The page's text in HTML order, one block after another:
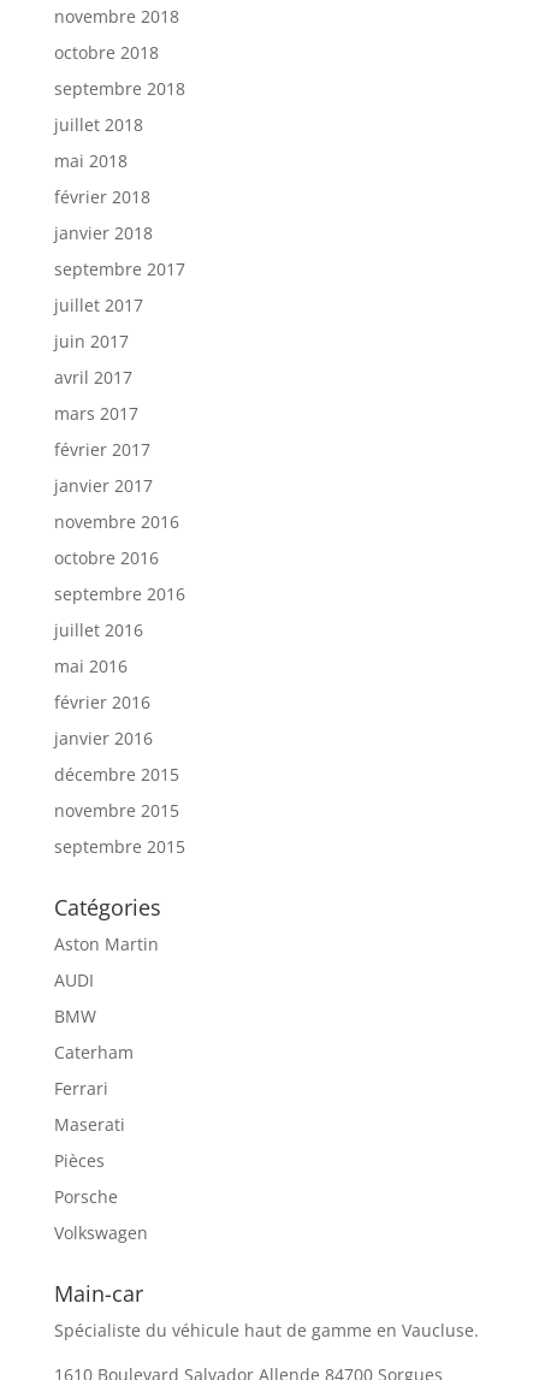
novembre 2018
octobre 2018
septembre 2018
juillet 2018
mai 2018
février 2018
janvier 2018
septembre 2017
juillet 2017
juin 2017
avril 2017
mars 2017
février 2017
janvier 2017
novembre 2016
octobre 2016
septembre 2016
juillet 2016
mai 2016
février 2016
janvier 2016
décembre 2015
novembre 2015
septembre 2015
Catégories
Aston Martin
AUDI
BMW
Caterham
Ferrari
Maserati
Pièces
Porsche
Volkswagen
Main-car
Spécialiste du véhicule haut de gamme en Vaucluse.
1610 Boulevard Salvador Allende 84700 Sorgues